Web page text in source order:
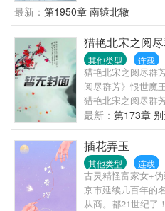
顾他人死活的美感
通家庭。工薪族大
跑龙套，四舅在国
实上……惊呆了好吗
抱哪一根呢？
人冷眼；成仙入魔
最新： 第1950章 南辕北辙
猎艳北宋之阅
其他类型 连载
猎艳北宋之阅尽群
阅尽群芳》恨世魔
猎艳北宋之阅尽群
说.... 精明冷静的商
年，开始一段充满
定要冷静，关于你
解释、、、” “师师
别让那皇帝老儿抢
女，不要忘记古代
最新： 第173章
插花弄玉
其他类型 连载
古灵精怪富家女+
京市延续几百年的
从商。都21世纪了